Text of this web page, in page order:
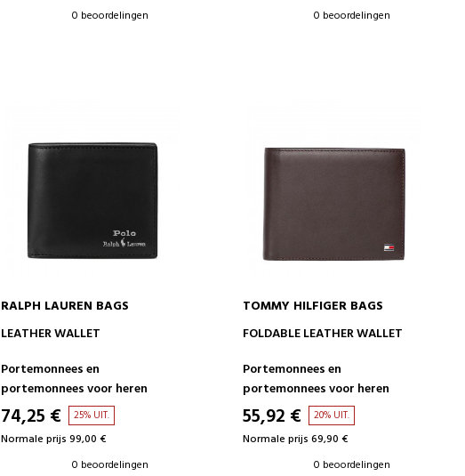
0 beoordelingen
0 beoordelingen
IN WINKELWAGEN
RALPH LAUREN BAGS
LEATHER WALLET
Portemonnees en
portemonnees voor heren
74,25 € 25% UIT.
Normale prijs 99,00 €
0 beoordelingen
IN WINKELWAGEN
TOMMY HILFIGER BAGS
FOLDABLE LEATHER WALLET
Portemonnees en
portemonnees voor heren
55,92 € 20% UIT.
Normale prijs 69,90 €
0 beoordelingen